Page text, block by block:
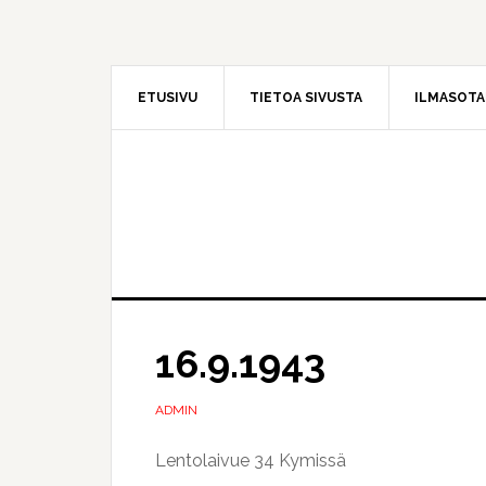
ETUSIVU TIETOA SIVUSTA
16.9.1943
ADMIN
Lentolaivue 34 Kymissä